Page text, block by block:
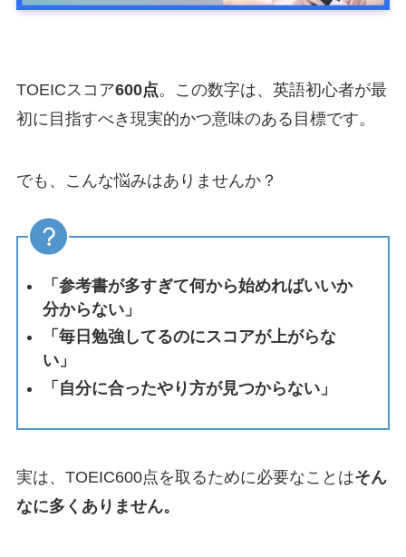
TOEICスコア600点。この数字は、英語初心者が最
初に目指すべき現実的かつ意味のある目標です。
でも、こんな悩みはありませんか？
「参考書が多すぎて何から始めればいいか
分からない」
「毎日勉強してるのにスコアが上がらな
い」
「自分に合ったやり方が見つからない」
実は、TOEIC600点を取るために必要なことはそん
なに多くありません。